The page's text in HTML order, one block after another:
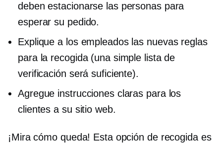
deben estacionarse las personas para
esperar su pedido.
Explique a los empleados las nuevas reglas
para la recogida (una simple lista de
verificación será suficiente).
Agregue instrucciones claras para los
clientes a su sitio web.
¡Mira cómo queda! Esta opción de recogida es